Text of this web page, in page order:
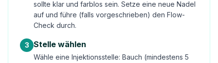
sollte klar und farblos sein. Setze eine neue Nadel
auf und führe (falls vorgeschrieben) den Flow-
Check durch.
3 Stelle wählen
Wähle eine Injektionsstelle: Bauch (mindestens 5